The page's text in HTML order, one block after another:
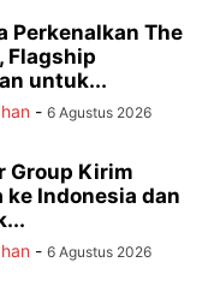
Perkenalkan The
Flagship
untuk...
- 6 Agustus 2026
Group Kirim
ke Indonesia dan
- 6 Agustus 2026